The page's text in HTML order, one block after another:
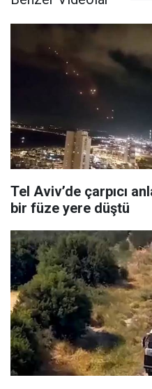
Tel Aviv’de çarpıcı
bir füze yere düştü